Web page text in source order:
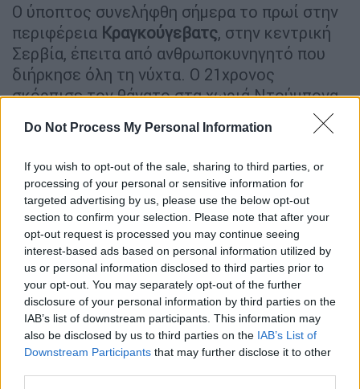
Do Not Process My Personal Information
If you wish to opt-out of the sale, sharing to third parties, or
processing of your personal or sensitive information for
targeted advertising by us, please use the below opt-out
section to confirm your selection. Please note that after your
opt-out request is processed you may continue seeing
interest-based ads based on personal information utilized by
us or personal information disclosed to third parties prior to
your opt-out. You may separately opt-out of the further
disclosure of your personal information by third parties on the
IAB’s list of downstream participants. This information may
also be disclosed by us to third parties on the IAB’s List of
Downstream Participants that may further disclose it to other
Ο ύποπτος συνελήφθη σήμερα το πρωί στην
περιφέρεια Κραγκούγεβατς, στην κεντρική
Σερβία, έπειτα από ανθρωποκυνηγητό που
διήρκησε όλη τη νύχτα. Ο 21χρονος
σκόρπισε τον θάνατο στα χωριά Ντούμπονα
και Σέπσιν, διέφυγε αρχικά με το όχημα από
το οποίο είχε πυροβολήσει (και μάλιστα από
το πίσω κάθισμα καθώς οδηγούσε άλλος),
και μετά υποχρέωσε οδηγό ταξί να τον
μεταφέρει υπό την απειλή του όπλου σε
άλλο χωριό όπου ήλπιζε να τον κρύψει ένας
θείος του που μένει εκεί, όπως αναφέρουν
τα τοπικά μέσα ενημέρωσης.
Το Υπουργείο Εσωτερικών εξέδωσε
φωτογραφία από την σύλληψή του.